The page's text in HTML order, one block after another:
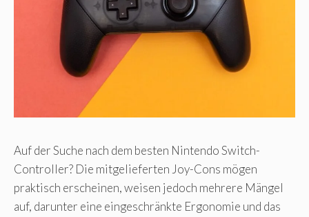
Auf der Suche nach dem besten Nintendo Switch-
Controller? Die mitgelieferten Joy-Cons mögen
praktisch erscheinen, weisen jedoch mehrere Mängel
auf, darunter eine eingeschränkte Ergonomie und das